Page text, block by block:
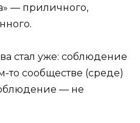
— приличного,
стал уже: соблюдение
сообществе (среде)
— не